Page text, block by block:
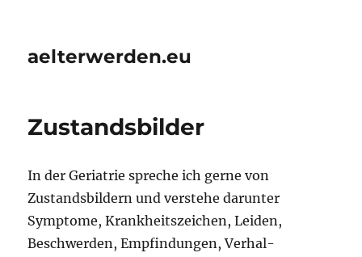
aelterwerden.eu
Zustandsbilder
In der Geriatrie spreche ich gerne von
Zustandsbildern und verstehe darunter
Symptome, Krankheits­zeichen, Leiden,
Beschwerden, Empfindungen, Verhal-